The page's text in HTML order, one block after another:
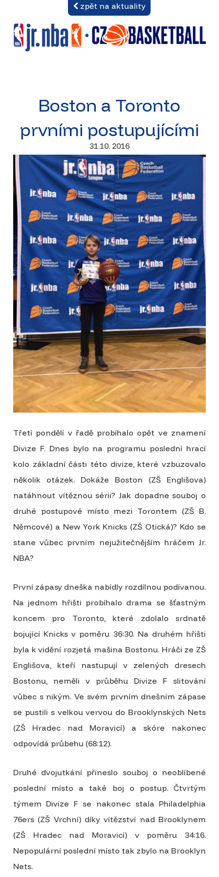
zpět na aktuality
Boston a Toronto
prvními postupujícími
31.10. 2016
Třetí pondělí v řadě probíhalo opět ve znamení
Divize F. Dnes bylo na programu poslední hrací
kolo základní části této divize, které vzbuzovalo
několik otázek. Dokáže Boston (ZŠ Englišova)
natáhnout vítěznou sérii? Jak dopadne souboj o
druhé postupové místo mezi Torontem (ZŠ B.
Němcové) a New York Knicks (ZŠ Otická)? Kdo se
stane vůbec prvním nejužitečnějším hráčem Jr.
NBA?
První zápasy dneška nabídly rozdílnou podívanou.
Na jednom hřišti probíhalo drama se šťastným
koncem pro Toronto, které zdolalo srdnatě
bojující Knicks v poměru 36:30. Na druhém hřišti
byla k vidění rozjetá mašina Bostonu. Hráči ze ZŠ
Englišova, kteří nastupují v zelených dresech
Bostonu, neměli v průběhu Divize F slitování
vůbec s nikým. Ve svém prvním dnešním zápase
se pustili s velkou vervou do Brooklynských Nets
(ZŠ Hradec nad Moravicí) a skóre nakonec
odpovídá průbehu (68:12).
Druhé dvojutkání přineslo souboj o neoblíbené
poslední místo a také boj o postup. Čtvrtým
týmem Divize F se nakonec stala Philadelphia
76ers (ZŠ Vrchní) díky vítězství nad Brooklynem
(ZŠ Hradec nad Moravicí) v poměru 34:16.
Nepopulární poslední místo tak zbylo na Brooklyn
Nets.